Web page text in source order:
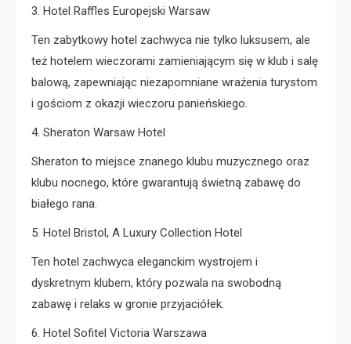
3. Hotel Raffles Europejski Warsaw
Ten zabytkowy hotel zachwyca nie tylko luksusem, ale
też hotelem wieczorami zamieniającym się w klub i salę
balową, zapewniając niezapomniane wrażenia turystom
i gościom z okazji wieczoru panieńskiego.
4. Sheraton Warsaw Hotel
Sheraton to miejsce znanego klubu muzycznego oraz
klubu nocnego, które gwarantują świetną zabawę do
białego rana.
5. Hotel Bristol, A Luxury Collection Hotel
Ten hotel zachwyca eleganckim wystrojem i
dyskretnym klubem, który pozwala na swobodną
zabawę i relaks w gronie przyjaciółek.
6. Hotel Sofitel Victoria Warszawa